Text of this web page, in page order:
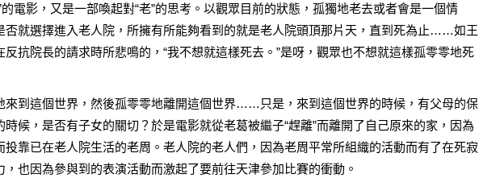
的電影，又是一部喚起對“老”的思考。以觀眾目前的狀態，孤獨地老去或者會是一個情
否就選擇進入老人院，所擁有所能夠看到的就是老人院頭頂那片天，直到死為止……如王
反抗院長的請求時所悲鳴的，“我不想就這樣死去。”是呀，觀眾也不想就這樣孤零零地死
來到這個世界，然後孤零零地離開這個世界……只是，來到這個世界的時候，有父母的保
候，是否有子女的關切？於是電影就從老葛被繼子“趕離”而離開了自己原來的家，因為
投靠已在老人院生活的老周。老人院的老人們，因為老周平常所組織的活動而有了在死寂
，也因為參與到的表演活動而激起了要前往天津參加比賽的衝動。